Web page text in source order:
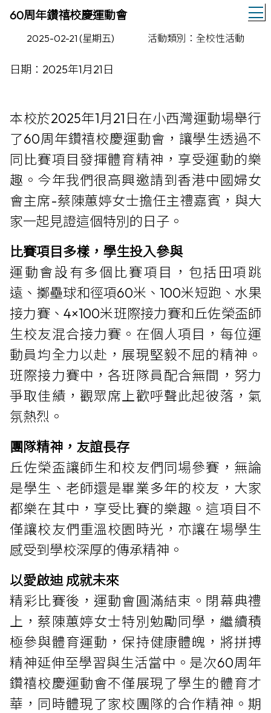
60周年鑽禧校慶運動會
2025-02-21 (星期五) 活動類別：全校性活動
日期：2025年1月21日
本校於2025年1月21日在小西灣運動場舉行
了60周年鑽禧校慶運動會，讓學生透過不
同比賽項目發揮體育精神，享受運動的樂
趣。今年我們很高興邀請到香港中國婦女
會主席-蔡陳蕙婷女士擔任主禮嘉賓，與大
家一起見證這個特別的日子。
比賽項目多樣，學生投入參與
運動會設有多個比賽項目，包括田項跳
遠、擲壘球和徑項60米、100米短跑、水果
接力賽、4×100米班際接力賽和丘佐榮盃師
生校友混合接力賽。在個人項目，每位運
動員均全力以赴，展現堅毅不屈的精神。
班際接力賽中，各班隊員配合無間，努力
爭取佳績，觀眾席上歡呼聲此起彼落，氣
氛熱烈。
團隊精神，友誼長存
丘佐榮盃讓師生和校友們同場參賽，無論
是學生、老師還是畢業多年的校友，大家
都樂在其中，享受比賽的樂趣。這項目不
僅讓校友們重溫校園時光，亦讓在場學生
感受到學校深厚的傳承精神。
以愛啟迪 成就未來
精彩比賽後，運動會圓滿結束。閉幕典禮
上，蔡陳蕙婷女士特別勉勵同學，繼續積
極參與體育運動，保持健康體魄，將拼搏
精神延伸至學習與生活當中。是次60周年
鑽禧校慶運動會不僅展現了學生的體育才
華，同時體現了家校團隊的合作精神。期